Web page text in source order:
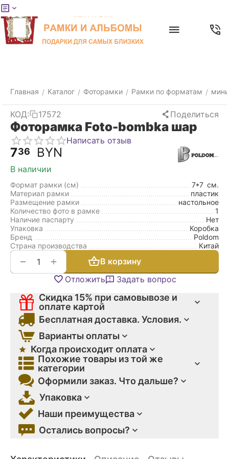
Главная / Каталог / Фоторамки / Рамки по форматам /
КОД: 17572 Поделиться
Фоторамка Foto-bombka шар
Написать отзыв
736 BYN
В наличии
Формат рамки (см) 7*7 см.
Материал рамки
пластик
Размещение рамки
настольное
Количество фото в рамке
1
Наличие паспарту
Нет
Упаковка
Коробка
Бренд
Poldom
Страна производства
Китай
+
−
В корзину
Отложить
Задать вопрос
Скидка 15% при самовывозе и
оплате картой
Бесплатная доставка. Условия.
Варианты оплаты
Когда происходит оплата
Похожие товары из той же
категории
Оформили заказ. Что дальше?
Упаковка
Наши преимущества
Остались вопросы?
Меню
товары